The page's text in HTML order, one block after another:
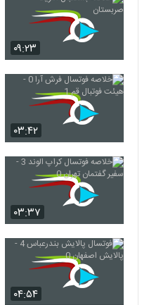
۰۹:۲۳
۰۳:۴۲
۰۳:۳۷
۰۴:۵۴